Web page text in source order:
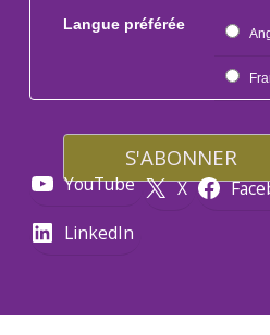
Langue préférée
YouTube X
LinkedIn